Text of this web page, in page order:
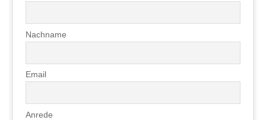
Nachname
Email
Anrede